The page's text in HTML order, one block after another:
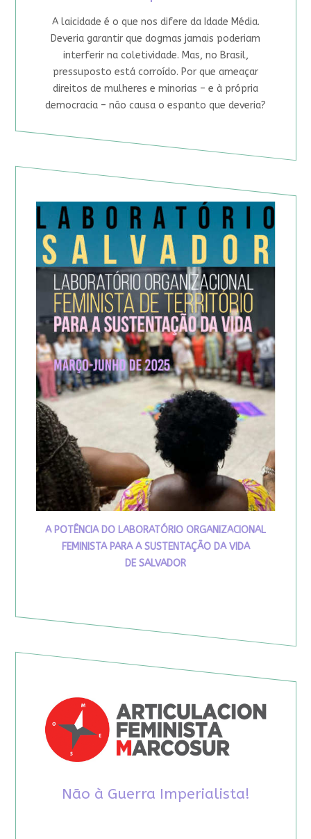
A laicidade é o que nos difere da Idade Média.
Deveria garantir que dogmas jamais poderiam
interferir na coletividade. Mas, no Brasil,
pressuposto está corroído. Por que ameaçar
direitos de mulheres e minorias – e à própria
democracia – não causa o espanto que deveria?
A POTÊNCIA DO LABORATÓRIO ORGANIZACIONAL
FEMINISTA PARA A SUSTENTAÇÃO DA VIDA
DE SALVADOR
Não à Guerra Imperialista!